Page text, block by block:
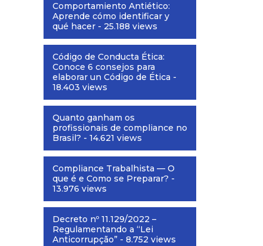
Comportamiento Antiético:
Aprende cómo identificar y
qué hacer - 25.188 views
Código de Conducta Ética:
Conoce 6 consejos para
elaborar un Código de Ética -
18.403 views
Quanto ganham os
profissionais de compliance no
Brasil? - 14.621 views
Compliance Trabalhista — O
que é e Como se Preparar? -
13.976 views
Decreto nº 11.129/2022 –
Regulamentando a “Lei
Anticorrupção” - 8.752 views